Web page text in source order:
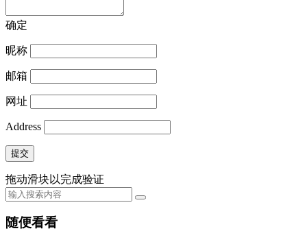
确定
昵称
邮箱
网址
Address
提交
拖动滑块以完成验证
随便看看